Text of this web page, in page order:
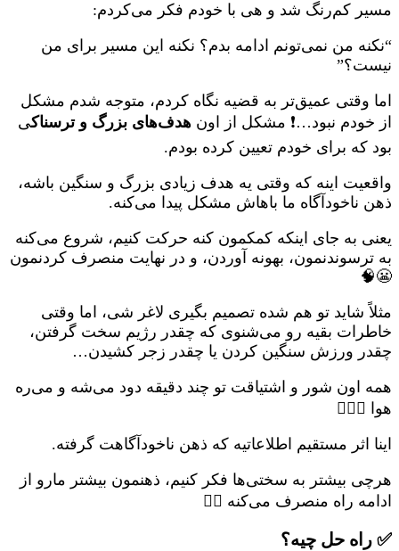
مسیر کم‌رنگ شد و هی با خودم فکر می‌کردم:
“نکنه من نمی‌تونم ادامه بدم؟ نکنه این مسیر برای من
نیست؟”
اما وقتی عمیق‌تر به قضیه نگاه کردم، متوجه شدم مشکل
از خودم نبود…❗ مشکل از اون هدف‌های بزرگ و ترسناکی
بود که برای خودم تعیین کرده بودم.
واقعیت اینه که وقتی یه هدف زیادی بزرگ و سنگین باشه،
ذهن ناخودآگاه ما باهاش مشکل پیدا می‌کنه.
یعنی به جای اینکه کمکمون کنه حرکت کنیم، شروع می‌کنه
به ترسوندنمون، بهونه آوردن، و در نهایت منصرف کردنمون
😬🧠
مثلاً شاید تو هم شده تصمیم بگیری لاغر شی، اما وقتی
خاطرات بقیه رو می‌شنوی که چقدر رژیم سخت گرفتن،
چقدر ورزش سنگین کردن یا چقدر زجر کشیدن…
همه اون شور و اشتیاقت تو چند دقیقه دود می‌شه و می‌ره
هوا 😶‍🌫️💭
اینا اثر مستقیم اطلاعاتیه که ذهن ناخودآگاهت گرفته.
هرچی بیشتر به سختی‌ها فکر کنیم، ذهنمون بیشتر مارو از
ادامه راه منصرف می‌کنه 🙅‍♀️
✅ راه حل چیه؟